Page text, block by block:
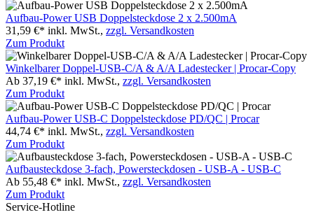
Aufbau-Power USB Doppelsteckdose 2 x 2.500mA
31,59 €* inkl. MwSt., zzgl. Versandkosten
Zum Produkt
Winkelbarer Doppel-USB-C/A & A/A Ladestecker | Procar-Copy
Ab 37,19 €* inkl. MwSt., zzgl. Versandkosten
Zum Produkt
Aufbau-Power USB-C Doppelsteckdose PD/QC | Procar
44,74 €* inkl. MwSt., zzgl. Versandkosten
Zum Produkt
Aufbausteckdose 3-fach, Powersteckdosen - USB-A - USB-C
Ab 55,48 €* inkl. MwSt., zzgl. Versandkosten
Zum Produkt
Service-Hotline